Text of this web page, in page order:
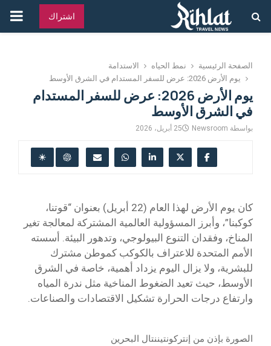
اشتراك
الصفحة الرئيسية نمط الحياه
الاستدامة
يوم الأرض 2026: عرض للسفر المستدام في الشرق الأوسط
يوم الأرض 2026: عرض للسفر المستدام
في الشرق الأوسط
بواسطة Newsroom 25 أبريل، 2026
كان يوم الأرض لهذا العام (22 أبريل) بعنوان “قوتنا،
كوكبنا”، وأبرز المسؤولية العالمية المشتركة لمعالجة تغير
المناخ، وفقدان التنوع البيولوجي، وتدهور البيئة. أسسته
الأمم المتحدة للاعتراف بالكوكب كموطن مشترك
للبشرية، ولا يزال اليوم يزداد أهمية، خاصة في الشرق
الأوسط، حيث تعيد الضغوط المناخية مثل ندرة المياه
وارتفاع درجات الحرارة تشكيل الاقتصادات والصناعات.
الصورة بإذن من إنتركونتيننتال البحرين